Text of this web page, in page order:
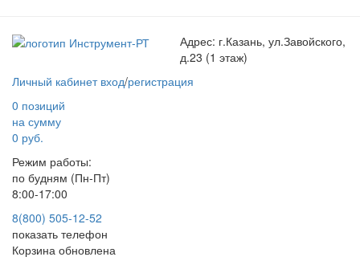
Адрес: г.Казань, ул.Завойского,
д.23 (1 этаж)
Личный кабинет вход/регистрация
0 позиций
на сумму
0 руб.
Режим работы:
по будням (Пн-Пт)
8:00-17:00
8(800) 505-12-52
показать телефон
Корзина обновлена